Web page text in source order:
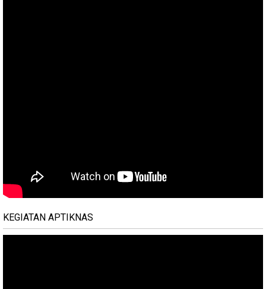
KEGIATAN APTIKNAS